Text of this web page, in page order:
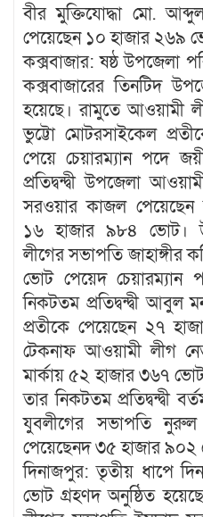
বীর মুক্তিযোদ্ধা মো.
পেয়েছেন ১০ হাজার ২৬৯
কক্সবাজার: ষষ্ঠ উপজেলা
কক্সবাজারের তিনটিদ
হয়েছে। রামুতে আওয়ামী
ভুট্টো মোটরসাইকেল
পেয়ে চেয়ারম্যান পদে
প্রতিদ্বন্দ্বী উপজেলা
সরওয়ার কাজল পেয়েছেন
১৬ হাজার ৯৮৪ ভোট।
লীগের সভাপতি জাহাঙ্গীর
ভোট পেয়েদ চেয়ারম্যান
নিকটতম প্রতিদ্বন্দ্বী
প্রতীকে পেয়েছেন ২৭
টেকনাফ আওয়ামী লীগ
মার্কায় ৫২ হাজার ৩৬৭
তার নিকটতম প্রতিদ্বন্দ্বী
যুবলীগের সভাপতি
পেয়েছেনদ ৩৫ হাজার ৯০২
দিনাজপুর: তৃতীয় ধাপে
ভোট গ্রহণদ অনুষ্ঠিত